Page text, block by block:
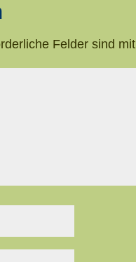
Felder sind mit